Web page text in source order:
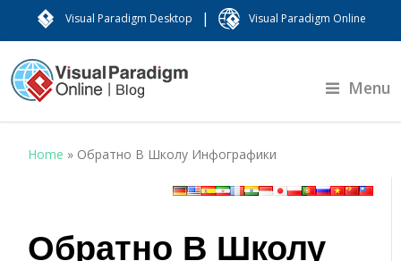
Visual Paradigm Desktop | Visual Paradigm Online
Menu
Home » Обратно В Школу Инфографики
Обратно В Школу